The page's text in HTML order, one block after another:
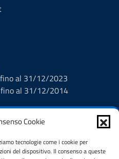
Cookie
tecnologie come i cookie per
del dispositivo. Il consenso a queste
al 31/12/2023
fino al 31/12/2014